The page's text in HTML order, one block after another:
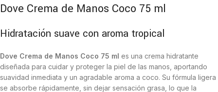
Dove Crema de Manos Coco 75 ml
Hidratación suave con aroma tropical
Dove Crema de Manos Coco 75 ml es una crema hidratante
diseñada para cuidar y proteger la piel de las manos, aportando
suavidad inmediata y un agradable aroma a coco. Su fórmula ligera
se absorbe rápidamente, sin dejar sensación grasa, lo que la